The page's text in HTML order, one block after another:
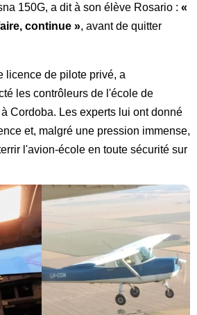
150G, a dit à son élève Rosario : «
continue », avant de quitter
licence de pilote privé, a
les contrôleurs de l'école de
Cordoba. Les experts lui ont donné
et, malgré une pression immense,
l'avion-école en toute sécurité sur